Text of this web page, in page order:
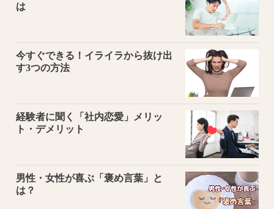
は
今すぐできる！イライラから抜け出
す3つの方法
経験者に聞く「社内恋愛」メリッ
ト・デメリット
男性・女性が喜ぶ「褒め言葉」と
は？